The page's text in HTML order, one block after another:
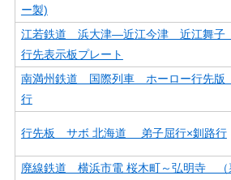
ー製)
江若鉄道 浜大津―近江今津 近江舞
行先表示板プレート
南満州鉄道 国際列車 ホーロー行先
行
行先板 サボ 北海道 弟子屈行×釧路行
廃線鉄道 横浜市電 桜木町～弘明寺 （